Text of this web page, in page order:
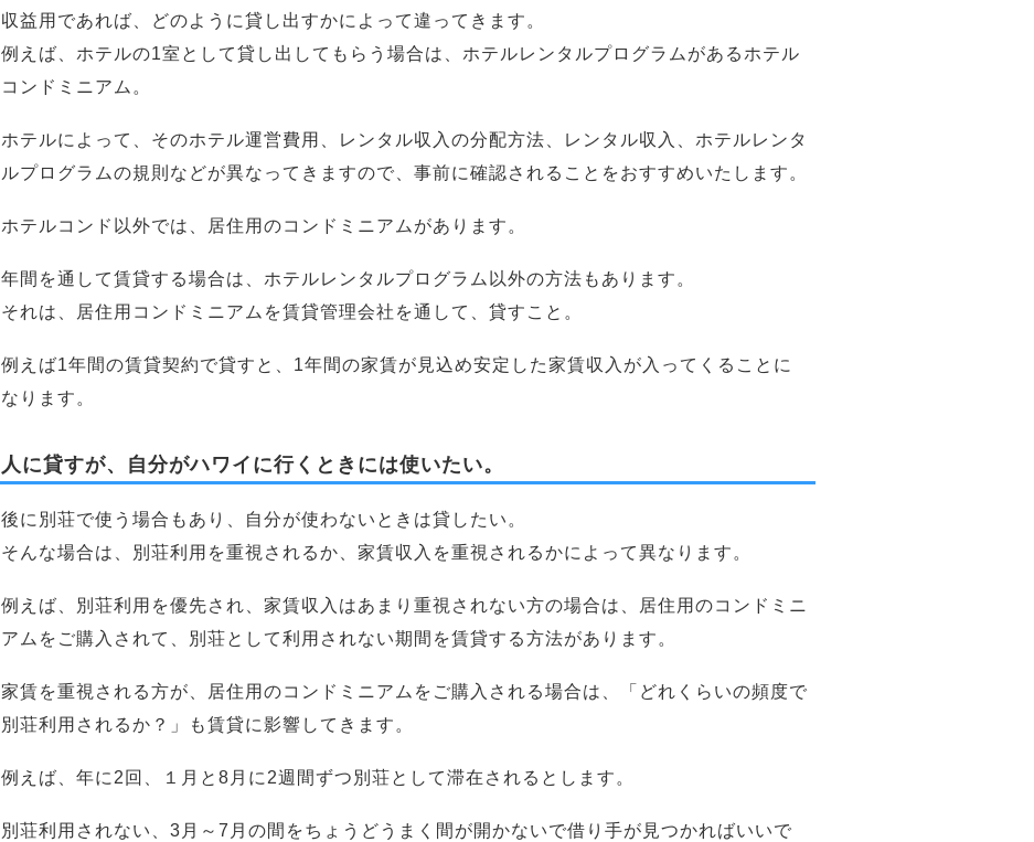
収益用であれば、どのように貸し出すかによって違ってきます。
例えば、ホテルの1室として貸し出してもらう場合は、ホテルレンタルプログラムがあるホテル
コンドミニアム。
ホテルによって、そのホテル運営費用、レンタル収入の分配方法、レンタル収入、ホテルレンタ
ルプログラムの規則などが異なってきますので、事前に確認されることをおすすめいたします。
ホテルコンド以外では、居住用のコンドミニアムがあります。
年間を通して賃貸する場合は、ホテルレンタルプログラム以外の方法もあります。
それは、居住用コンドミニアムを賃貸管理会社を通して、貸すこと。
例えば1年間の賃貸契約で貸すと、1年間の家賃が見込め安定した家賃収入が入ってくることに
なります。
人に貸すが、自分がハワイに行くときには使いたい。
後に別荘で使う場合もあり、自分が使わないときは貸したい。
そんな場合は、別荘利用を重視されるか、家賃収入を重視されるかによって異なります。
例えば、別荘利用を優先され、家賃収入はあまり重視されない方の場合は、居住用のコンドミニ
アムをご購入されて、別荘として利用されない期間を賃貸する方法があります。
家賃を重視される方が、居住用のコンドミニアムをご購入される場合は、「どれくらいの頻度で
別荘利用されるか？」も賃貸に影響してきます。
例えば、年に2回、１月と8月に2週間ずつ別荘として滞在されるとします。
別荘利用されない、3月～7月の間をちょうどうまく間が開かないで借り手が見つかればいいで